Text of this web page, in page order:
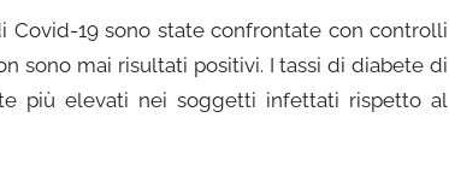
Covid-19 sono state confrontate con controlli
sono mai risultati positivi. I tassi di diabete di
più elevati nei soggetti infettati rispetto al